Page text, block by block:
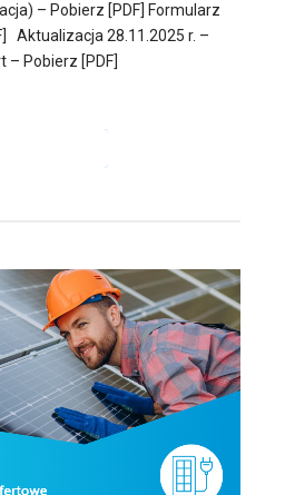
– Pobierz [PDF] Formularz
Aktualizacja 28.11.2025 r. –
– Pobierz [PDF]